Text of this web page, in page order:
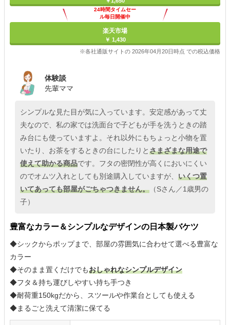
24時間タイムセー
ル毎日開催中
楽天市場
￥ 1,430
※各社通販サイトの 2026年04月20日時点 での税込価格
体験談
先輩ママ
シンプルな見た目が気に入っています。安定感があって丈
夫なので、私の家では洗面台で子どもが手を洗うときの踏
み台にも使っていますよ。それ以外にもちょっと小物を置
いたり、お茶をするときの台にしたりとさまざまな用途で
使えて助かる商品です。フタの密閉性が高くにおいにくい
のでオムツ入れとしても別途購入していますが、 いくつ置
いてあっても部屋がごちゃつきません。 （Sさん／1歳男の
子）
豊富なカラー＆シンプルなデザインの日本製バケツ
◆シックからポップまで、部屋の雰囲気に合わせて選べる豊富な
カラー
◆そのまま置くだけでもおしゃれなシンプルデザイン
◆フタ＆持ち運びしやすい持ち手つき
◆耐荷重150kgだから、スツールや作業台としても使える
◆まるごと洗えて清潔に保てる